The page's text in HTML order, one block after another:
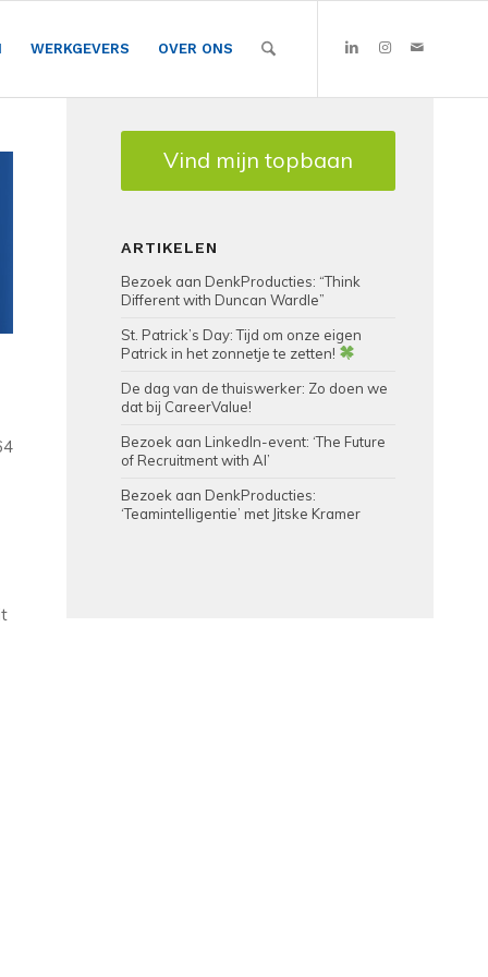
WERKGEVERS OVER ONS
Vind mijn topbaan
ARTIKELEN
Bezoek aan DenkProducties: “Think
Different with Duncan Wardle”
St. Patrick’s Day: Tijd om onze eigen
Patrick in het zonnetje te zetten!
De dag van de thuiswerker: Zo doen we
dat bij CareerValue!
Bezoek aan LinkedIn-event: ‘The Future
of Recruitment with AI’
Bezoek aan DenkProducties:
‘Teamintelligentie’ met Jitske Kramer